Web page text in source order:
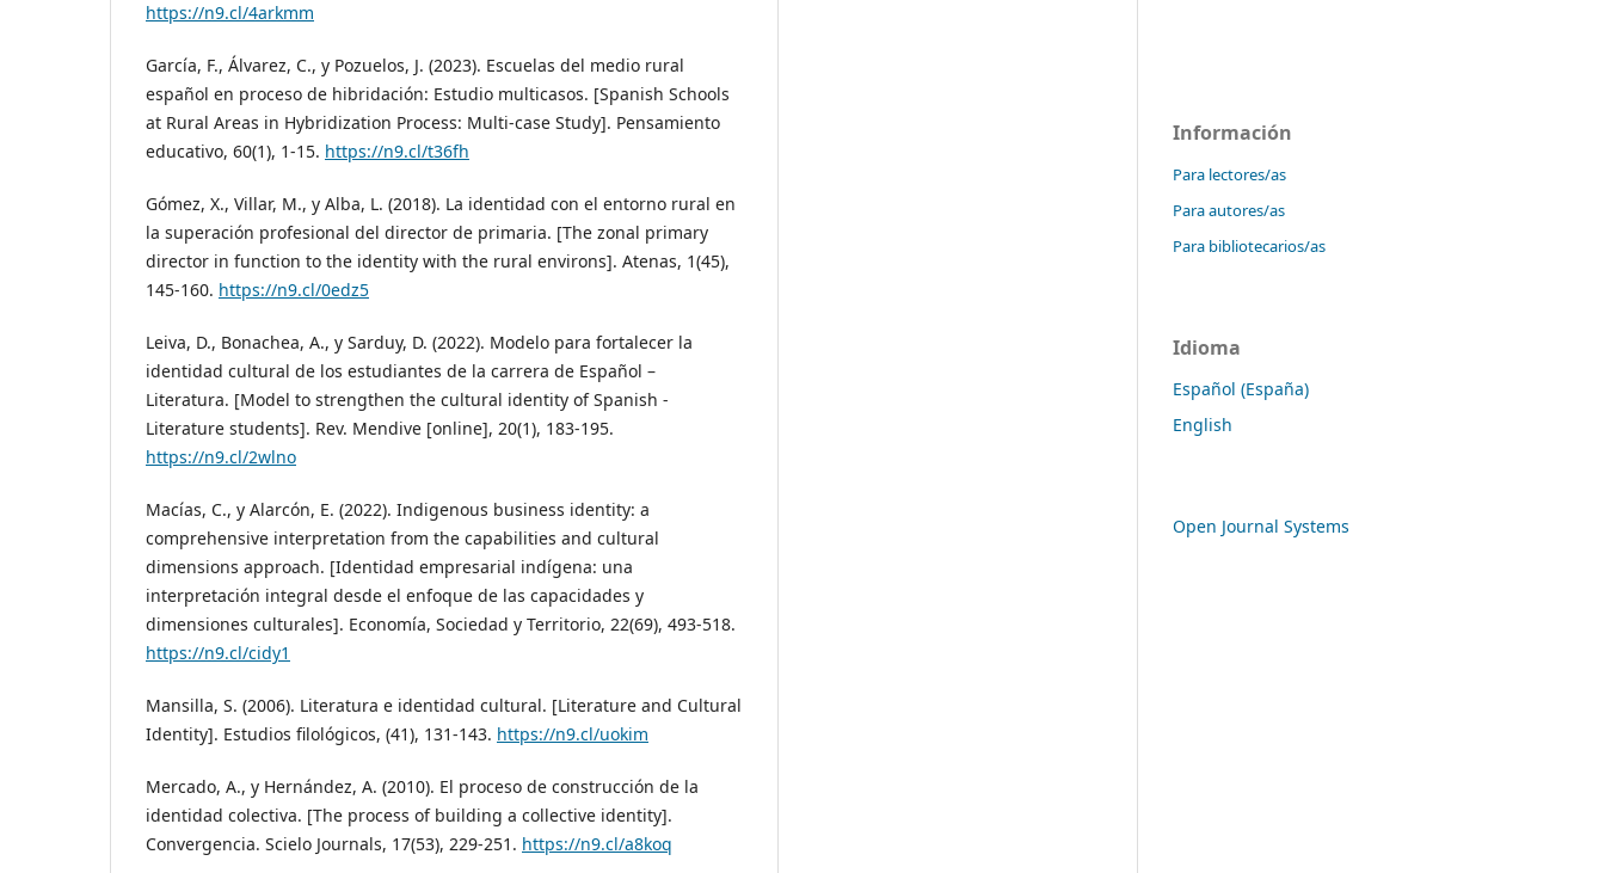
https://n9.cl/4arkmm
García, F., Álvarez, C., y Pozuelos, J. (2023). Escuelas del medio rural
español en proceso de hibridación: Estudio multicasos. [Spanish Schools
at Rural Areas in Hybridization Process: Multi-case Study]. Pensamiento
educativo, 60(1), 1-15. https://n9.cl/t36fh
Gómez, X., Villar, M., y Alba, L. (2018). La identidad con el entorno rural en
la superación profesional del director de primaria. [The zonal primary
director in function to the identity with the rural environs]. Atenas, 1(45),
145-160. https://n9.cl/0edz5
Leiva, D., Bonachea, A., y Sarduy, D. (2022). Modelo para fortalecer la
identidad cultural de los estudiantes de la carrera de Español –
Literatura. [Model to strengthen the cultural identity of Spanish -
Literature students]. Rev. Mendive [online], 20(1), 183-195.
https://n9.cl/2wlno
Macías, C., y Alarcón, E. (2022). Indigenous business identity: a
comprehensive interpretation from the capabilities and cultural
dimensions approach. [Identidad empresarial indígena: una
interpretación integral desde el enfoque de las capacidades y
dimensiones culturales]. Economía, Sociedad y Territorio, 22(69), 493-518.
https://n9.cl/cidy1
Mansilla, S. (2006). Literatura e identidad cultural. [Literature and Cultural
Identity]. Estudios filológicos, (41), 131-143. https://n9.cl/uokim
Mercado, A., y Hernández, A. (2010). El proceso de construcción de la
identidad colectiva. [The process of building a collective identity].
Convergencia. Scielo Journals, 17(53), 229-251. https://n9.cl/a8koq
Información
Para lectores/as
Para autores/as
Para bibliotecarios/as
Idioma
Español (España)
English
Open Journal Systems